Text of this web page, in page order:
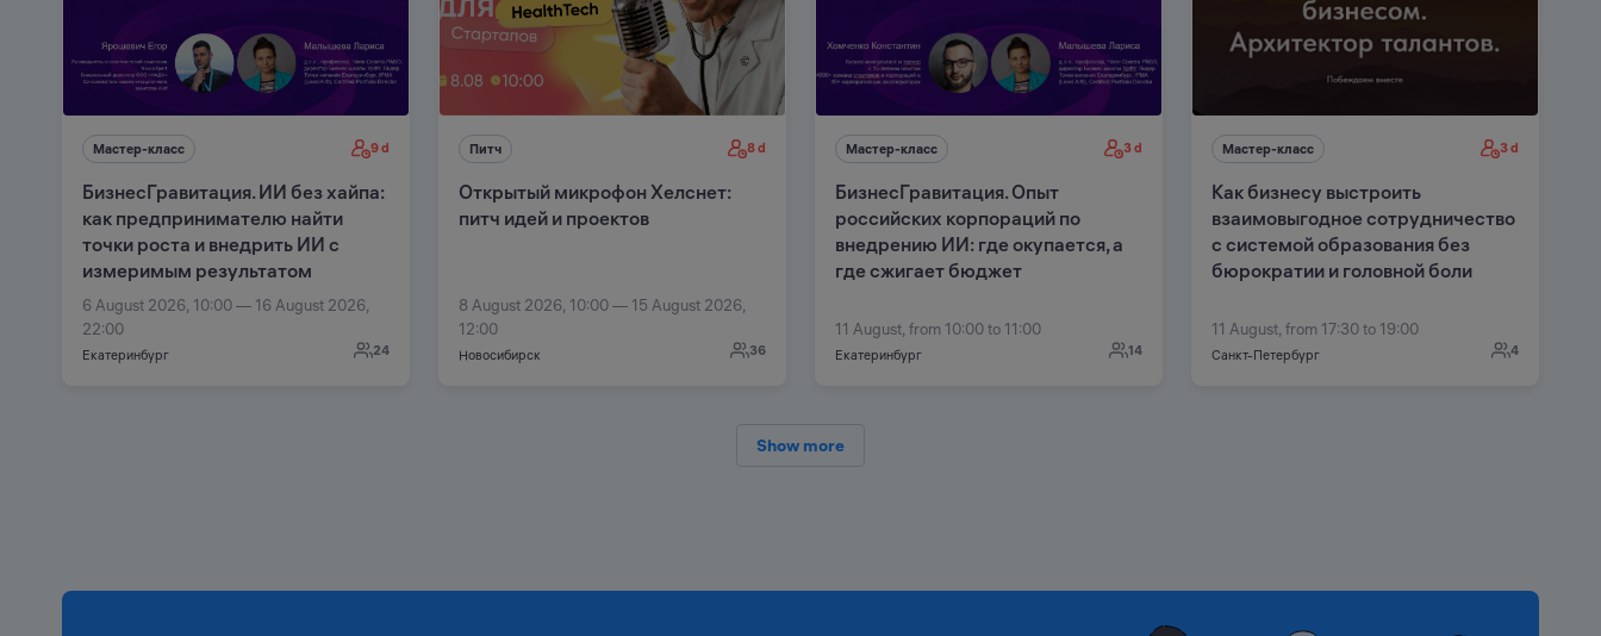
Мастер-класс 9 d
БизнесГравитация. ИИ без хайпа:
как предпринимателю найти
точки роста и внедрить ИИ с
измеримым результатом
6 August 2026, 10:00 — 16 August 2026,
22:00
Екатеринбург 24
Питч 8 d
Открытый микрофон Хелснет:
питч идей и проектов
8 August 2026, 10:00 — 15 August 2026,
12:00
Новосибирск 36
Мастер-класс 3 d
БизнесГравитация. Опыт
российских корпораций по
внедрению ИИ: где окупается, а
где сжигает бюджет
11 August, from 10:00 to 11:00
Екатеринбург 14
Мастер-класс 3 d
Как бизнесу выстроить
взаимовыгодное сотрудничество
с системой образования без
бюрократии и головной боли
11 August, from 17:30 to 19:00
Санкт-Петербург 4
Show more